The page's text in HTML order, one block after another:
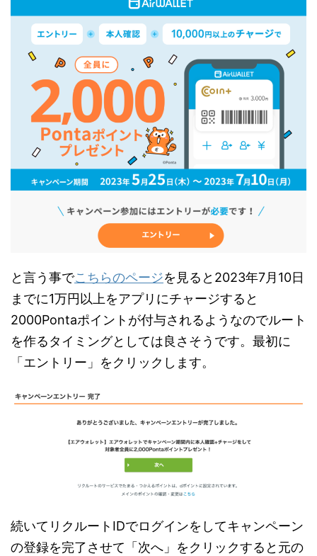
と言う事でこちらのページを見ると2023年7月10日
までに1万円以上をアプリにチャージすると
2000Pontaポイントが付与されるようなのでルート
を作るタイミングとしては良さそうです。最初に
「エントリー」をクリックします。
続いてリクルートIDでログインをしてキャンペーン
の登録を完了させて「次へ」をクリックすると元の